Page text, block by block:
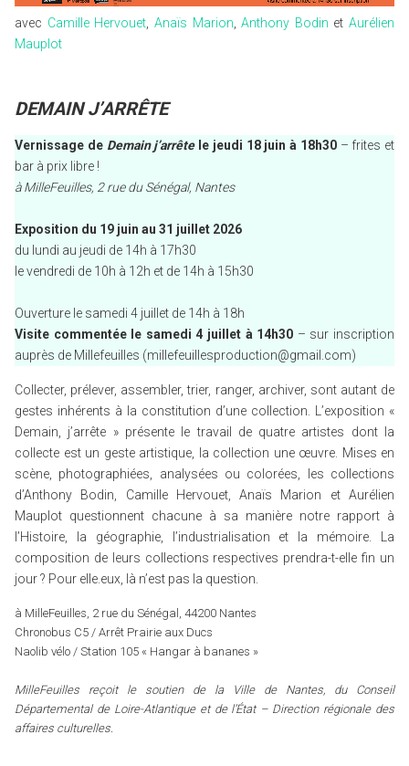
avec Camille Hervouet Anaïs Marion ,Anthony Bodin et Aurélien
Mauplot
DEMAIN J’ARRÊTE
Vernissage de Demain j’arrêtele jeudi 18 juin à 18h30– frites et
bar à prix libre !
à MilleFeuilles, 2 rue du Sénégal, Nantes
Exposition du 19 juin au 31 juillet 2026
du lundi au jeudi de 14h à 17h30
le vendredi de 10h à 12h et de 14h à 15h30
Ouverture le samedi 4 juillet de 14h à 18h
Visite commentée le samedi 4 juillet à 14h30 – sur inscription
auprès de Millefeuilles (millefeuillesproduction@gmail.com)
Collecter, prélever, assembler, trier, ranger, archiver, sont autant de
gestes inhérents à la constitution d’une collection. L’exposition «
Demain, j’arrête » présente le travail de quatre artistes dont la
collecte est un geste artistique, la collection une œuvre. Mises en
scène, photographiées, analysées ou colorées, les collections
d’Anthony Bodin, Camille Hervouet, Anaïs Marion et Aurélien
Mauplot questionnent chacune à sa manière notre rapport à
l’Histoire, la géographie, l’industrialisation et la mémoire. La
composition de leurs collections respectives prendra-t-elle fin un
jour ? Pour elle.eux, là n’est pas la question.
à MilleFeuilles, 2 rue du Sénégal, 44200 Nantes
Chronobus C5 / Arrêt Prairie aux Ducs
Naolib vélo / Station 105 « Hangar à bananes »
MilleFeuilles reçoit le soutien de la Ville de Nantes, du Conseil
Départemental de Loire-Atlantique et de l’État – Direction régionale des
affaires culturelles.